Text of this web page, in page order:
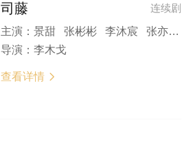
连续剧
司藤
主演： 景甜 张彬彬 李沐宸 张亦驰 吴俊余
导演： 李木戈
查看详情 